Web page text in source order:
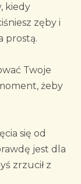
kiedy
zęby i
prostą.
Twoje
żeby
się od
jest dla
zrzucił z